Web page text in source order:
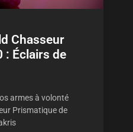
Chasseur
: Éclairs de
armes à volonté
Prismatique de